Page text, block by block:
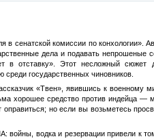
сенатской комиссии по конхологии».
дела и подавать
в отставку». Этот несложный
среди государственных чиновников.
«Твен», явившись к военному
хорошее средство против индейца
но если вы возьметесь
водка и резервации привели к